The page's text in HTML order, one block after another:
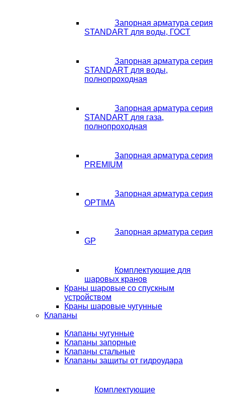
Запорная арматура серия
STANDART для воды, ГОСТ
Запорная арматура серия
STANDART для воды,
полнопроходная
Запорная арматура серия
STANDART для газа,
полнопроходная
Запорная арматура серия
PREMIUM
Запорная арматура серия
OPTIMA
Запорная арматура серия
GP
Комплектующие для
шаровых кранов
Краны шаровые со спускным
устройством
Краны шаровые чугунные
Клапаны
Клапаны чугунные
Клапаны запорные
Клапаны стальные
Клапаны защиты от гидроудара
Комплектующие